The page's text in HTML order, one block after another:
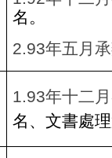
名。
2.93年五月
1.93年十二
名、文書處